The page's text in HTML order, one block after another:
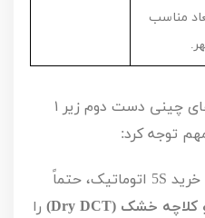
مناسب
چینی دست دوم زیر ۱
توجه کرد:
S
5 اتوماتیک، حتماً
کلاچه خشک (Dry DCT
) را